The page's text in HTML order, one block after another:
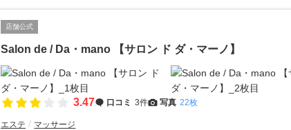
店舗公式
Salon de / Da・mano 【サロン ド ダ・マーノ】
3.47 口コミ 3件 写真 22枚
エステ マッサージ